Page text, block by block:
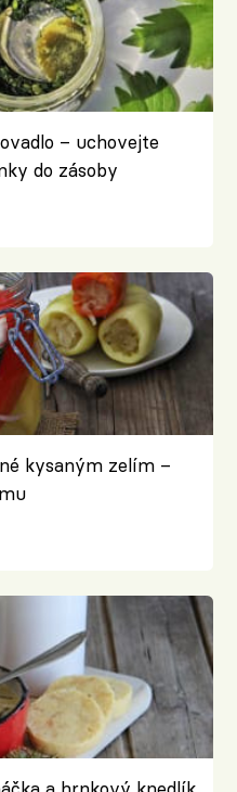
– uchovejte
do zásoby
kysaným zelím –